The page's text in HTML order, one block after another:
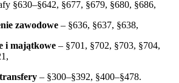
§630–§642, §677, §679, §680, §686,
zawodowe – §636, §637, §638,
i majątkowe – §701, §702, §703, §704,
– §300–§392, §400–§478.